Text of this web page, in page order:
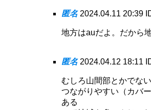
匿名 2024.04.11 20:39
地方はauだよ。だから
匿名 2024.04.12 18:11
むしろ山間部とかでな
つながりやすい（カバ
ある